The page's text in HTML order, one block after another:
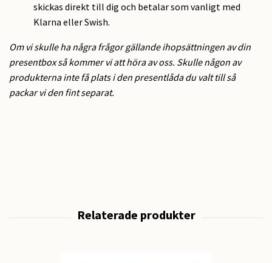
skickas direkt till dig och betalar som vanligt med
Klarna eller Swish.
Om vi skulle ha några frågor gällande ihopsättningen av din
presentbox så kommer vi att höra av oss. Skulle någon av
produkterna inte få plats i den presentlåda du valt till så
packar vi den fint separat.